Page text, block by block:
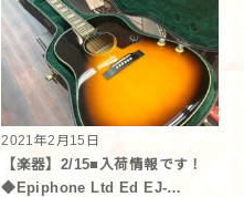
2021年2月15日
【楽器】2/15■入荷情報です！
◆Epiphone Ltd Ed EJ-…